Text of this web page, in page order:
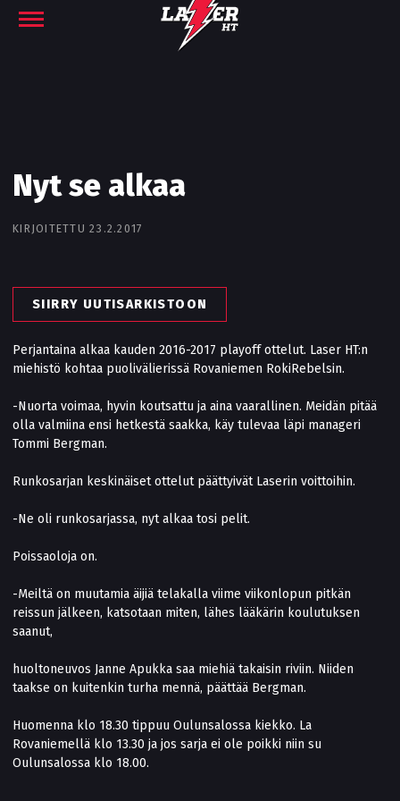
Nyt se alkaa
KIRJOITETTU 23.2.2017
SIIRRY UUTISARKISTOON
Perjantaina alkaa kauden 2016-2017 playoff ottelut. Laser HT:n
miehistö kohtaa puolivälierissä Rovaniemen RokiRebelsin.
-Nuorta voimaa, hyvin koutsattu ja aina vaarallinen. Meidän pitää
olla valmiina ensi hetkestä saakka, käy tulevaa läpi manageri
Tommi Bergman.
Runkosarjan keskinäiset ottelut päättyivät Laserin voittoihin.
-Ne oli runkosarjassa, nyt alkaa tosi pelit.
Poissaoloja on.
-Meiltä on muutamia äijiä telakalla viime viikonlopun pitkän
reissun jälkeen, katsotaan miten, lähes lääkärin koulutuksen
saanut,
huoltoneuvos Janne Apukka saa miehiä takaisin riviin. Niiden
taakse on kuitenkin turha mennä, päättää Bergman.
Huomenna klo 18.30 tippuu Oulunsalossa kiekko. La
Rovaniemellä klo 13.30 ja jos sarja ei ole poikki niin su
Oulunsalossa klo 18.00.